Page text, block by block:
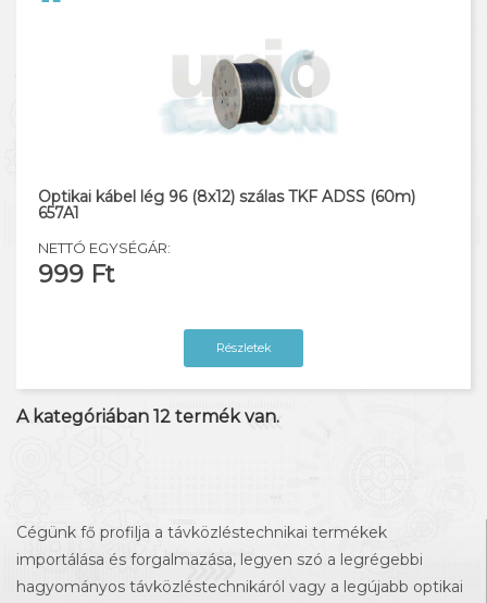
Optikai kábel lég 96 (8x12) szálas TKF ADSS (60m)
657A1
NETTÓ EGYSÉGÁR:
999 Ft
Részletek
A kategóriában 12 termék van.
Cégünk fő profilja a távközléstechnikai termékek
importálása és forgalmazása, legyen szó a legrégebbi
hagyományos távközléstechnikáról vagy a legújabb optikai